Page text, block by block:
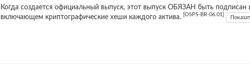
Когда создается официальный выпуск, этот выпуск ОБЯЗАН быть
включающем криптографические хеши каждого актива.
[OSPS-BR-06.01]